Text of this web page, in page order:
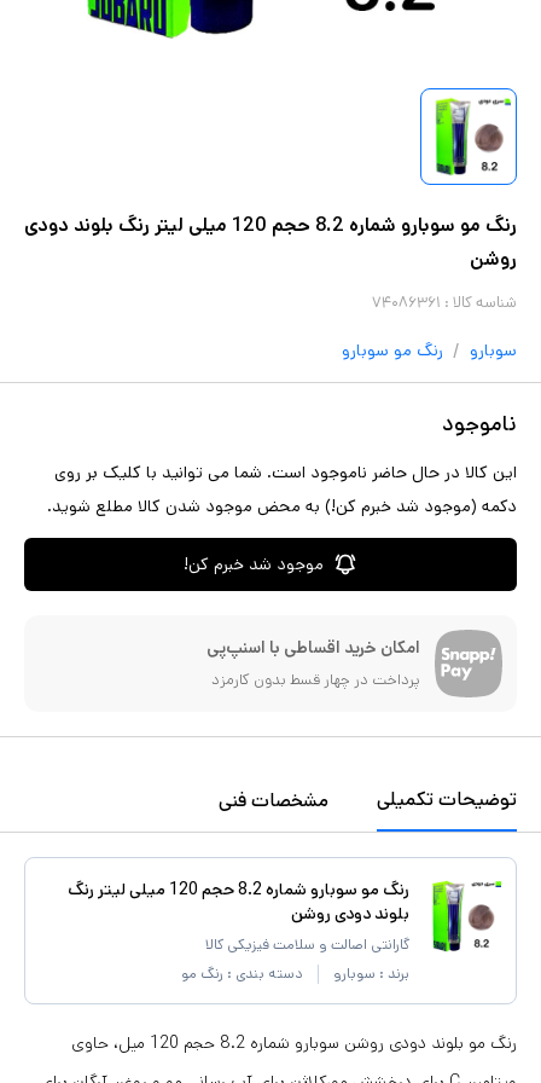
رنگ مو سوبارو شماره 8.2 حجم 120 میلی لیتر رنگ بلوند دودی
روشن
شناسه کالا : ۷۴۰۸۶۳۶۱
سوبارو / رنگ مو سوبارو
ناموجود
این کالا در حال حاضر ناموجود است. شما می توانید با کلیک بر روی
دکمه (موجود شد خبرم کن!) به محض موجود شدن کالا مطلع شوید.
موجود شد خبرم کن!
امکان خرید اقساطی با اسنپ‌پی
پرداخت در چهار قسط بدون کارمزد
توضیحات تکمیلی مشخصات فنی
رنگ مو سوبارو شماره 8.2 حجم 120 میلی لیتر رنگ
بلوند دودی روشن
گارانتی اصالت و سلامت فیزیکی کالا
برند : سوبارو دسته بندی : رنگ مو
رنگ مو بلوند دودی روشن سوبارو شماره 8.2 حجم 120 میل، حاوی